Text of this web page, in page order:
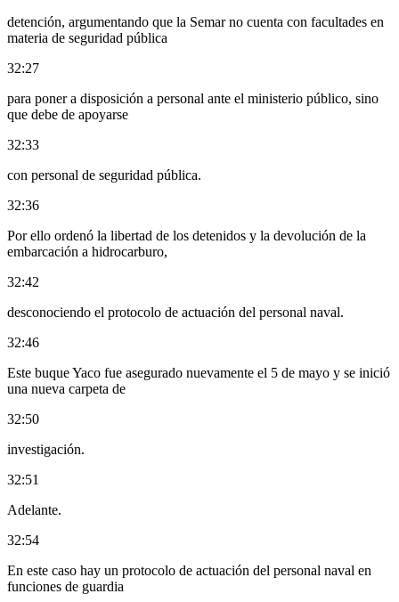
detención, argumentando que la Semar no cuenta con facultades en
materia de seguridad pública
32:27
para poner a disposición a personal ante el ministerio público, sino
que debe de apoyarse
32:33
con personal de seguridad pública.
32:36
Por ello ordenó la libertad de los detenidos y la devolución de la
embarcación a hidrocarburo,
32:42
desconociendo el protocolo de actuación del personal naval.
32:46
Este buque Yaco fue asegurado nuevamente el 5 de mayo y se inició
una nueva carpeta de
32:50
investigación.
32:51
Adelante.
32:54
En este caso hay un protocolo de actuación del personal naval en
funciones de guardia